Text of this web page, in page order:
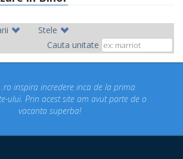
Stele
Cauta unitate
inca de la prima
am avut parte de o
Concediul
un